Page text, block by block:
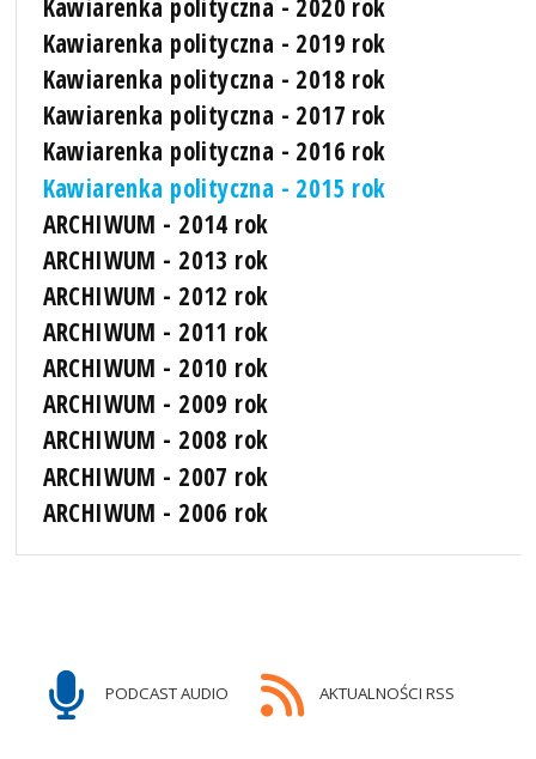
Kawiarenka polityczna - 2020 rok
Kawiarenka polityczna - 2019 rok
Kawiarenka polityczna - 2018 rok
Kawiarenka polityczna - 2017 rok
Kawiarenka polityczna - 2016 rok
Kawiarenka polityczna - 2015 rok
ARCHIWUM - 2014 rok
ARCHIWUM - 2013 rok
ARCHIWUM - 2012 rok
ARCHIWUM - 2011 rok
ARCHIWUM - 2010 rok
ARCHIWUM - 2009 rok
ARCHIWUM - 2008 rok
ARCHIWUM - 2007 rok
ARCHIWUM - 2006 rok
PODCAST AUDIO AKTUALNOŚCI RSS